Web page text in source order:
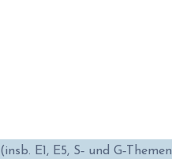
(insb. E1, E5, S‑ und